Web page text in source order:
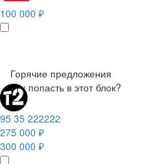
100 000 ₽
Горячие предложения
Как попасть в этот блок?
95 35 222222
275 000 ₽
300 000 ₽